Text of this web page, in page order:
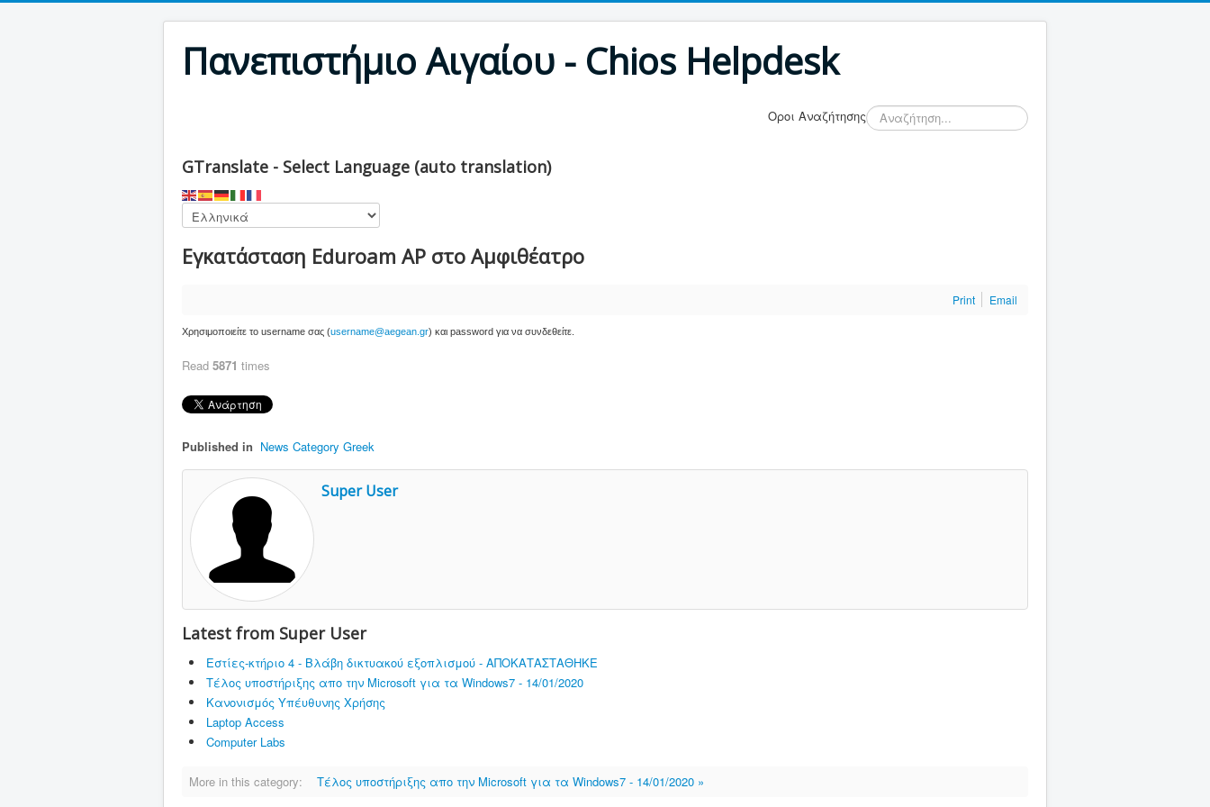
Πανεπιστήμιο Αιγαίου - Chios Helpdesk
Οροι Αναζήτησης
GTranslate - Select Language (auto translation)
Εγκατάσταση Eduroam AP στο Αμφιθέατρο
Print Email
Χρησιμοποιείτε το username σας (username@aegean.gr) και password για να συνδεθείτε.
Read 5871 times
Published in News Category Greek
Super User
Latest from Super User
Εστίες-κτήριο 4 - Βλάβη δικτυακού εξοπλισμού - ΑΠΟΚΑΤΑΣΤΑΘΗΚΕ
Τέλος υποστήριξης απο την Microsoft για τα Windows7 - 14/01/2020
Κανονισμός Υπέυθυνης Χρήσης
Laptop Access
Computer Labs
More in this category: Τέλος υποστήριξης απο την Microsoft για τα Windows7 - 14/01/2020 »